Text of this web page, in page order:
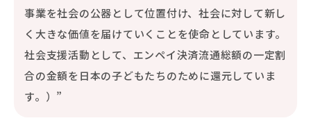
事業を社会の公器として位置付け、社会に対して新し
く大きな価値を届けていくことを使命としています。
社会支援活動として、エンペイ決済流通総額の一定割
合の金額を日本の子どもたちのために還元していま
す。）”